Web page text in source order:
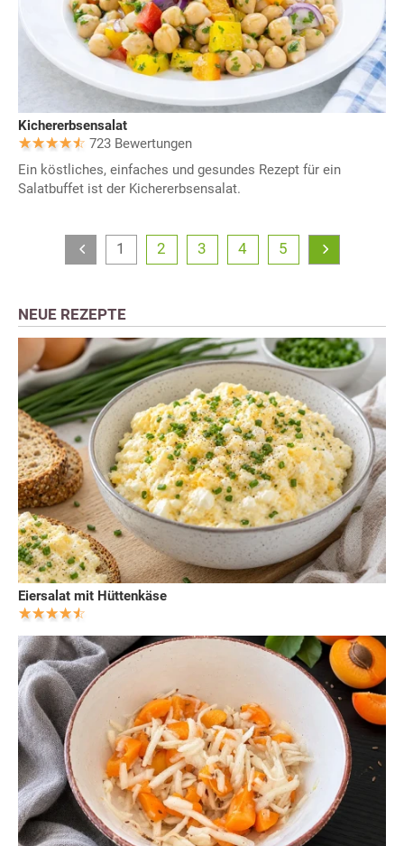
Kichererbsensalat
723 Bewertungen
Ein köstliches, einfaches und gesundes Rezept für ein
Salatbuffet ist der Kichererbsensalat.
1 2 3 4 5
NEUE REZEPTE
Eiersalat mit Hüttenkäse